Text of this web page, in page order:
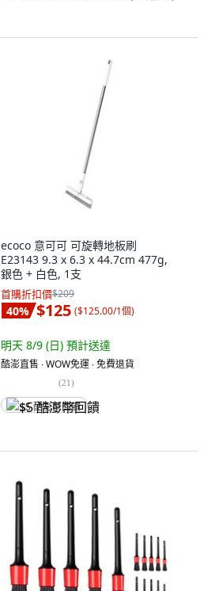
ecoco 意可可 可旋轉地板刷
E23143 9.3 x 6.3 x 44.7cm 477g,
銀色 + 白色, 1支
首購折扣價$209
40% $125 ($125.00/1個)
明天 8/9 (日) 預計送達
酷澎直售 ∙ WOW免運 ∙ 免費退貨
(21)
$5 酷澎幣回饋